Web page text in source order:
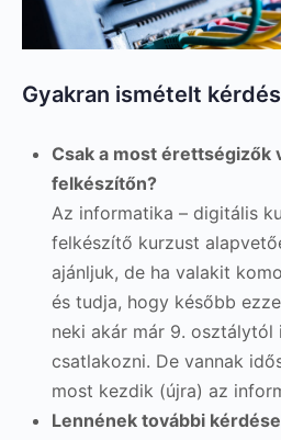
Gyakran ismételt
Csak a most érettségizők
felkészítőn?
Az informatika – digitális
felkészítő kurzust
ajánljuk, de ha valakit
és tudja, hogy később
neki akár már 9. osztálytól
csatlakozni. De vannak
most kezdik (újra) az
Lennének további